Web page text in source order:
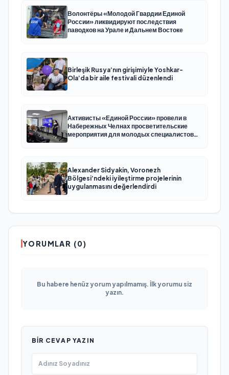
Волонтёры «Молодой Гвардии Единой
России» ликвидируют последствия
паводков на Урале и Дальнем Востоке
Birleşik Rusya’nın girişimiyle Yoshkar-
Ola’da bir aile festivali düzenlendi
Активисты «Единой России» провели в
Набережных Челнах просветительские
мероприятия для молодых специалистов
Alexander Sidyakin, Voronezh
Bölgesi’ndeki iyileştirme projelerinin
uygulanmasını değerlendirdi
YORUMLAR (0)
Bu habere henüz yorum yapılmamış. İlk yorumu siz
yazın.
BIR CEVAP YAZIN